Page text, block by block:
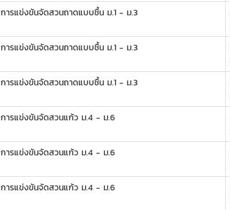
การแข่งขันจัดสวนถาดแบบชื้น ม.1 - ม.3
การแข่งขันจัดสวนถาดแบบชื้น ม.1 - ม.3
การแข่งขันจัดสวนถาดแบบชื้น ม.1 - ม.3
การแข่งขันจัดสวนแก้ว ม.4 - ม.6
การแข่งขันจัดสวนแก้ว ม.4 - ม.6
การแข่งขันจัดสวนแก้ว ม.4 - ม.6